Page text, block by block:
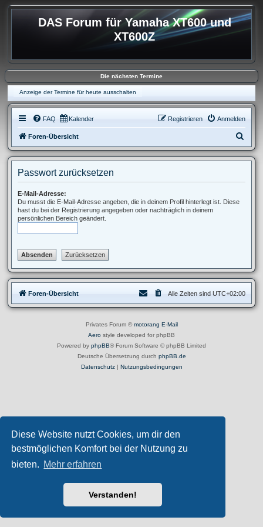
Diese Website nutzt Cookies, um dir den
bestmöglichen Komfort bei der Nutzung zu
bieten. Mehr erfahren
Verstanden!
DAS Forum für Yamaha XT600 und
XT600Z
Die nächsten Termine
Anzeige der Termine für heute ausschalten
FAQ Kalender Anmelden
Registrieren
Foren-Übersicht
u
Passwort zurücksetzen
E-Mail-Adresse:
Du musst die E-Mail-Adresse angeben, die in deinem Profil hinterlegt ist. Diese
hast du bei der Registrierung angegeben oder nachträglich in deinem
persönlichen Bereich geändert.
Foren-Übersicht Alle Zeiten sind UTC+02:00
Privates Forum ©motorang E-Mail
Aero style developed for phpBB
Powered by phpBB® Forum Software © phpBB Limited
Deutsche Übersetzung durch phpBB.de
Datenschutz| Nutzungsbedingungen